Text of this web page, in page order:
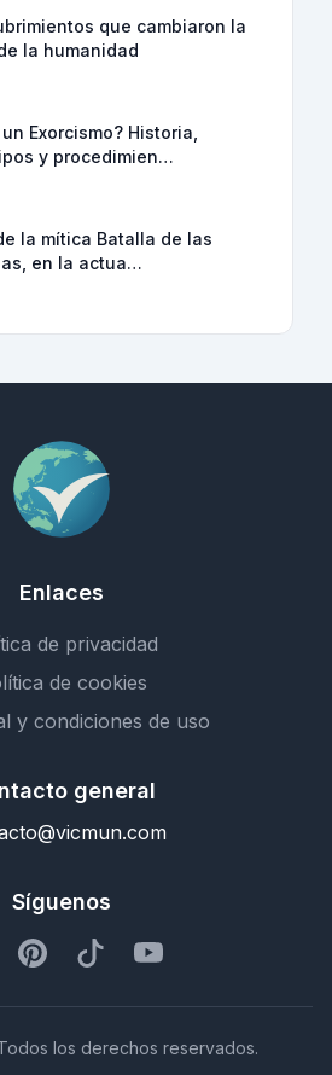
que cambiaron la
la humanidad
Exorcismo? Historia,
y procedimien…
la mítica Batalla de las
en la actua…
Enlaces
de privacidad
de cookies
y condiciones de uso
general
Síguenos
los derechos reservados.